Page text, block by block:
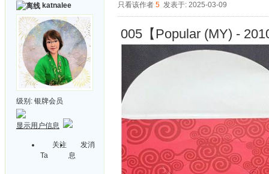
katnalee
级别: 银牌会员
显示用户信息
关注
Ta
发消
息
只看该作者 5 发表于: 2025-03-09
005【Popular (MY) -